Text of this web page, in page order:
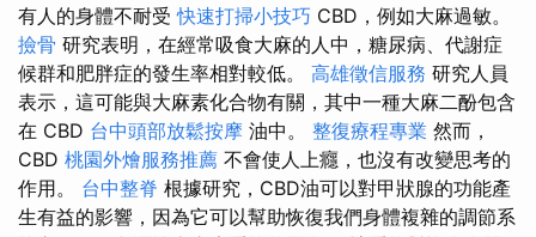
有人的身體不耐受快速打掃小技巧 CBD，例如大麻過敏。
撿骨 研究表明，在經常吸食大麻的人中，糖尿病、代謝症
候群和肥胖症的發生率相對較低。 高雄徵信服務 研究人員
表示，這可能與大麻素化合物有關，其中一種大麻二酚包含
在 CBD 台中頭部放鬆按摩 油中。 整復療程專業 然而，
CBD 桃園外燴服務推薦 不會使人上癮，也沒有改變思考的
作用。 台中整脊 根據研究，CBD油可以對甲狀腺的功能產
生有益的影響，因為它可以幫助恢復我們身體複雜的調節系